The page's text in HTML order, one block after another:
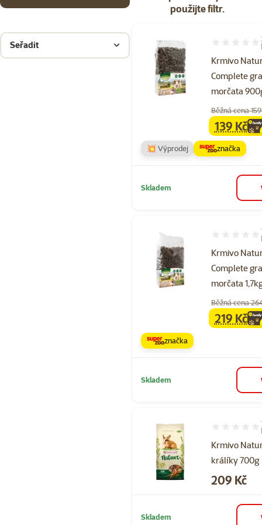
použijte filtr.
Seřadit
Krmivo
Complete
morčata
Hodnocení
Běžná cena
family
139 Kč
💥 Výprodej značka
Skladem
Krmivo
Complete
morčata
Hodnocení
Běžná cena
family
219 Kč
značka
Skladem
Krmivo
králíky 700g
Hodnocení
Cena
209 Kč
Skladem